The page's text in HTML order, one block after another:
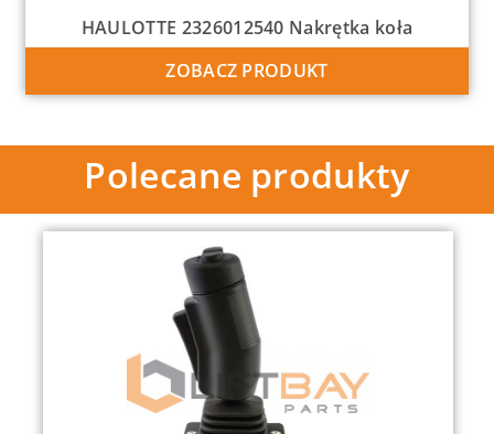
HAULOTTE 2326012540 Nakrętka koła
ZOBACZ PRODUKT
Polecane produkty